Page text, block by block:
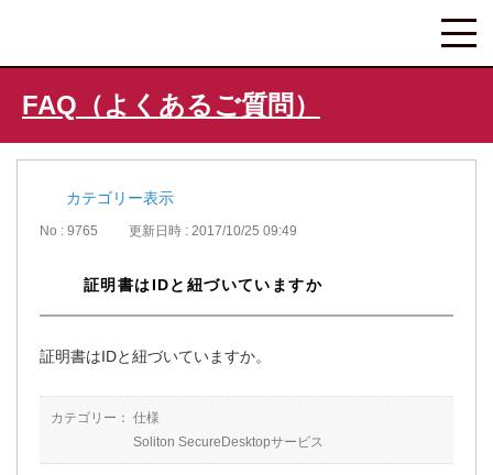
FAQ（よくあるご質問）
カテゴリー表示
No : 9765 更新日時 : 2017/10/25 09:49
証明書はIDと紐づいていますか
証明書はIDと紐づいていますか。
カテゴリー： 仕様
Soliton SecureDesktopサービス